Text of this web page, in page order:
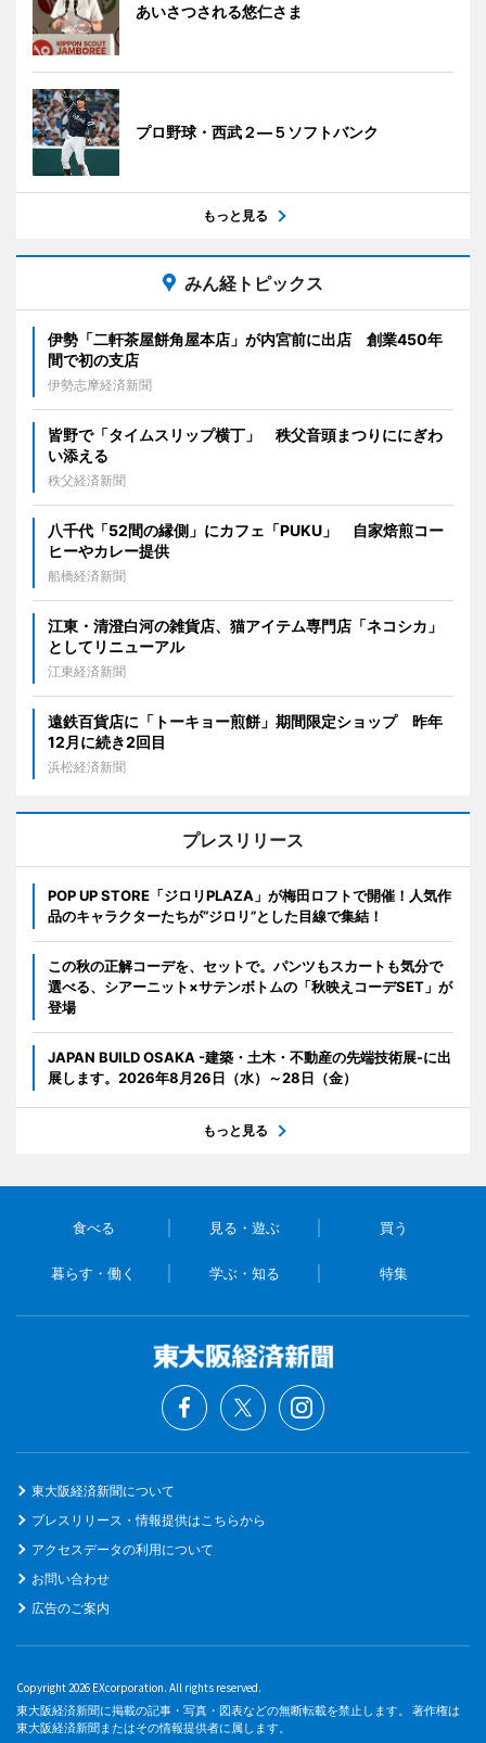
あいさつされる悠仁さま
プロ野球・西武２―５ソフトバンク
もっと見る
みん経トピックス
伊勢「二軒茶屋餅角屋本店」が内宮前に出店 創業450年
間で初の支店
伊勢志摩経済新聞
皆野で「タイムスリップ横丁」 秩父音頭まつりににぎわ
い添える
秩父経済新聞
八千代「52間の縁側」にカフェ「PUKU」 自家焙煎コー
ヒーやカレー提供
船橋経済新聞
江東・清澄白河の雑貨店、猫アイテム専門店「ネコシカ」
としてリニューアル
江東経済新聞
遠鉄百貨店に「トーキョー煎餅」期間限定ショップ 昨年
12月に続き2回目
浜松経済新聞
プレスリリース
POP UP STORE「ジロリPLAZA」が梅田ロフトで開催！人気作
品のキャラクターたちが“ジロリ”とした目線で集結！
この秋の正解コーデを、セットで。パンツもスカートも気分で
選べる、シアーニット×サテンボトムの「秋映えコーデSET」が
登場
JAPAN BUILD OSAKA -建築・土木・不動産の先端技術展-に出
展します。2026年8月26日（水）～28日（金）
もっと見る
食べる 見る・遊ぶ 買う
暮らす・働く 学ぶ・知る 特集
東大阪経済新聞について
プレスリリース・情報提供はこちらから
アクセスデータの利用について
お問い合わせ
広告のご案内
Copyright 2026 EXcorporation. All rights reserved.
東大阪経済新聞に掲載の記事・写真・図表などの無断転載を禁止します。 著作権は
東大阪経済新聞またはその情報提供者に属します。